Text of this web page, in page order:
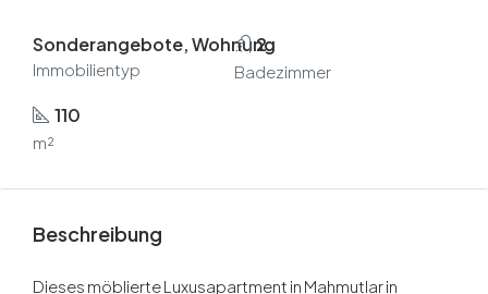
Sonderangebote, Wohnung
Immobilientyp
2
Badezimmer
110
m²
Beschreibung
Dieses möblierte Luxusapartment in Mahmutlar in